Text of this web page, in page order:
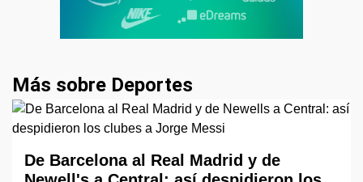
Más sobre Deportes
De Barcelona al Real Madrid y de